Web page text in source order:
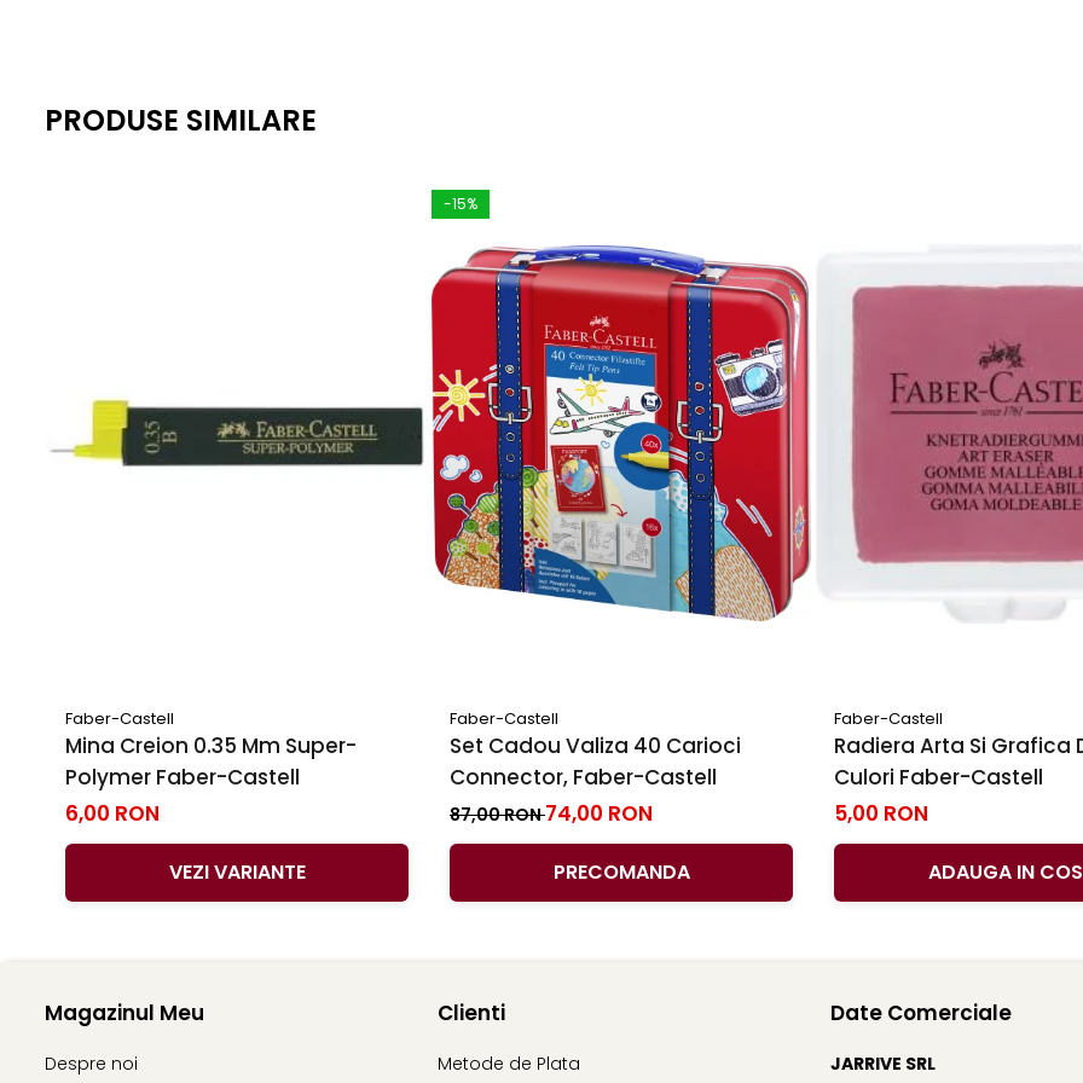
PRODUSE SIMILARE
Faber-Castell
Mina Creion 0.35 Mm Super-
Polymer Faber-Castell
6,00 RON
VEZI VARIANTE
-15%
Faber-Castell
Set Cadou Valiza 40 Carioci
Connector, Faber-Castell
87,00 RON74,00 RON
PRECOMANDA
Faber-Castell
Radiera Arta Si Grafica
Culori Faber-Castell
5,00 RON
ADAUGA IN COS
Magazinul Meu
Despre noi
Clienti
Metode de Plata
Date Comerciale
JARRIVE SRL